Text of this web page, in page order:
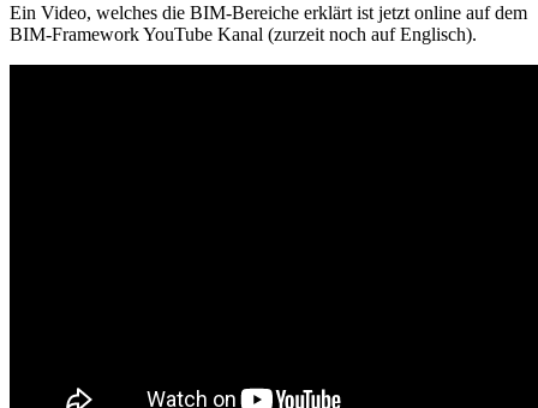
Ein Video, welches die BIM-Bereiche erklärt ist jetzt online auf dem
BIM-Framework YouTube Kanal (zurzeit noch auf Englisch).